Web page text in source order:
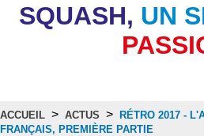
SQUASH, UN
ACCUEIL > ACTUS > RÉTRO 2017 -
FRANÇAIS, PREMIÈRE PARTIE